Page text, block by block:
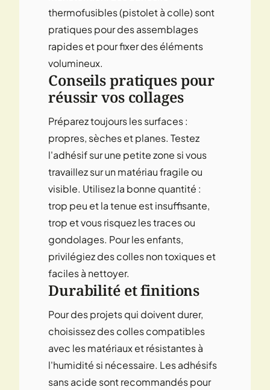
thermofusibles (pistolet à colle) sont
pratiques pour des assemblages
rapides et pour fixer des éléments
volumineux.
Conseils pratiques pour
réussir vos collages
Préparez toujours les surfaces :
propres, sèches et planes. Testez
l'adhésif sur une petite zone si vous
travaillez sur un matériau fragile ou
visible. Utilisez la bonne quantité :
trop peu et la tenue est insuffisante,
trop et vous risquez les traces ou
gondolages. Pour les enfants,
privilégiez des colles non toxiques et
faciles à nettoyer.
Durabilité et finitions
Pour des projets qui doivent durer,
choisissez des colles compatibles
avec les matériaux et résistantes à
l'humidité si nécessaire. Les adhésifs
sans acide sont recommandés pour